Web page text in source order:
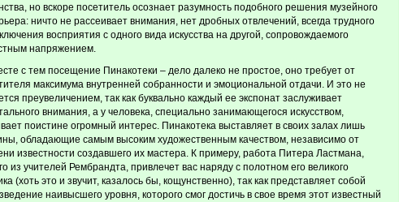
но вскоре посетитель осознает разумность подобного решения музейного
ничто не рассеивает внимания, нет дробных отвлечений, всегда трудного
восприятия с одного вида искусства на другой, сопровождаемого
напряжением.
с тем посещение Пинакотеки – дело далеко не простое, оно требует от
максимума внутренней собранности и эмоциональной отдачи. И это не
преувеличением, так как буквально каждый ее экспонат заслуживает
внимания, а у человека, специально занимающегося искусством,
поистине огромный интерес. Пинакотека выставляет в своих залах лишь
обладающие самым высоким художественным качеством, независимо от
известности создавшего их мастера. К примеру, работа Питера Ластмана,
из учителей Рембрандта, привлечет вас наряду с полотном его великого
(хоть это и звучит, казалось бы, кощунственно), так как представляет собой
наивысшего уровня, которого смог достичь в свое время этот известный